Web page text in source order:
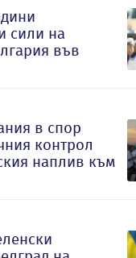
сили на
във
в спор
контрол
наплив към